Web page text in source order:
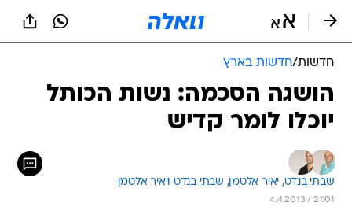
חדשות/חדשות בארץ
הושגה הסכמה: נשות הכותל
יוכלו לומר קדיש
שבתי בנדט, יאיר אלטמן, שבתי בנדט ויאיר אלטמן
4.4.2013 / 21:01